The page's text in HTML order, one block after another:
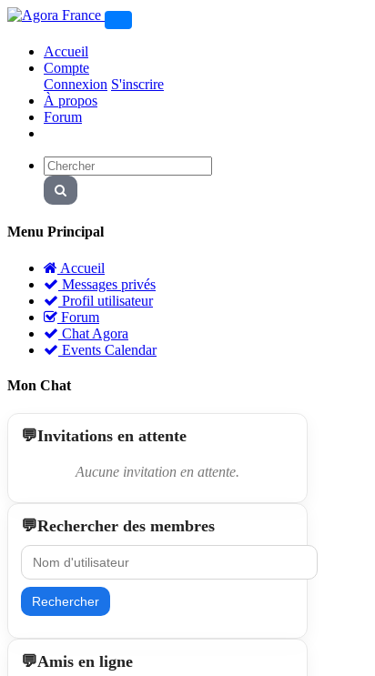
Accueil
Compte
Connexion S'inscrire
À propos
Forum
Menu Principal
Accueil
Messages privés
Profil utilisateur
Forum
Chat Agora
Events Calendar
Mon Chat
Invitations en attente
Aucune invitation en attente.
Rechercher des membres
Rechercher
Amis en ligne